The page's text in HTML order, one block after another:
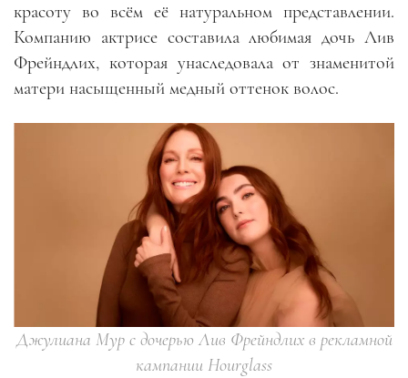
красоту во всём её натуральном представлении.
Компанию актрисе составила любимая дочь Лив
Фрейндлих, которая унаследовала от знаменитой
матери насыщенный медный оттенок волос.
Джулиана Мур с дочерью Лив Фрейндлих в рекламной
кампании Hourglass